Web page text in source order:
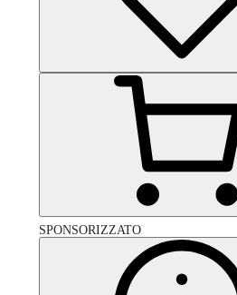
SPONSORIZZATO